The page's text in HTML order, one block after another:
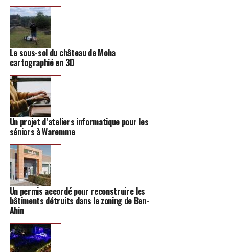
Le sous-sol du château de Moha
cartographié en 3D
Un projet d’ateliers informatique pour les
séniors à Waremme
Un permis accordé pour reconstruire les
bâtiments détruits dans le zoning de Ben-
Ahin